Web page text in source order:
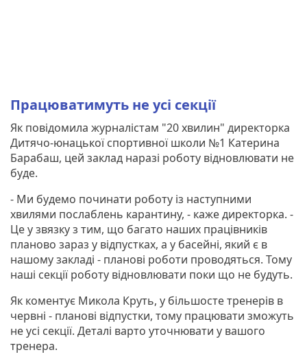
Працюватимуть не усі секції
Як повідомила журналістам "20 хвилин" директорка
Дитячо-юнацької спортивної школи №1 Катерина
Барабаш, цей заклад наразі роботу відновлювати не
буде.
- Ми будемо починати роботу із наступними
хвилями послаблень карантину, - каже директорка. -
Це у звязку з тим, що багато наших працівників
планово зараз у відпустках, а у басейні, який є в
нашому закладі - планові роботи проводяться. Тому
наші секції роботу відновлювати поки що не будуть.
Як коментує Микола Круть, у більшосте тренерів в
червні - планові відпустки, тому працювати зможуть
не усі секції. Деталі варто уточнювати у вашого
тренера.